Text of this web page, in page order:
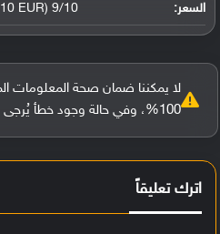
السعر: 9/10 (About 710 EUR)
لا يمكننا ضمان صحة المعلومات
100%، وفي حالة وجود خطأ يُرجى
اترك تعليقاً